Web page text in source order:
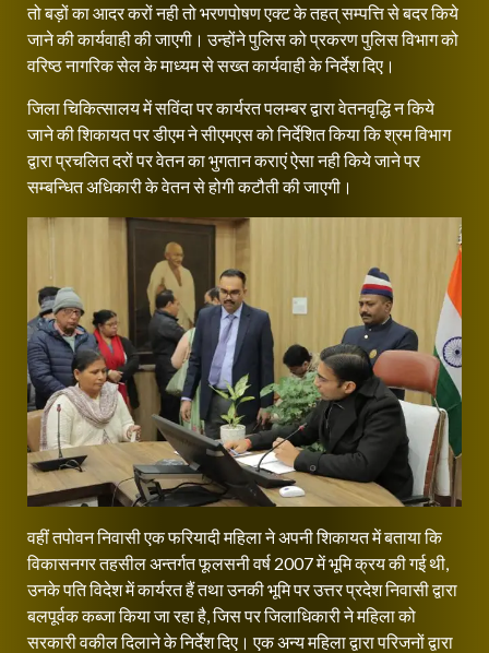
तो बड़ों का आदर करों नही तो भरणपोषण एक्ट के तहत् सम्पत्ति से बदर किये
जाने की कार्यवाही की जाएगी। उन्होंने पुलिस को प्रकरण पुलिस विभाग को
वरिष्ठ नागरिक सेल के माध्यम से सख्त कार्यवाही के निर्देश दिए।
जिला चिकित्सालय में सविंदा पर कार्यरत पलम्बर द्वारा वेतनवृद्धि न किये
जाने की शिकायत पर डीएम ने सीएमएस को निर्देशित किया कि श्रम विभाग
द्वारा प्रचलित दरों पर वेतन का भुगतान कराएं ऐसा नही किये जाने पर
सम्बन्धित अधिकारी के वेतन से होगी कटौती की जाएगी।
वहीं तपोवन निवासी एक फरियादी महिला ने अपनी शिकायत में बताया कि
विकासनगर तहसील अन्तर्गत फूलसनी वर्ष 2007 में भूमि क्रय की गई थी,
उनके पति विदेश में कार्यरत हैं तथा उनकी भूमि पर उत्तर प्रदेश निवासी द्वारा
बलपूर्वक कब्जा किया जा रहा है, जिस पर जिलाधिकारी ने महिला को
सरकारी वकील दिलाने के निर्देश दिए। एक अन्य महिला द्वारा परिजनों द्वारा